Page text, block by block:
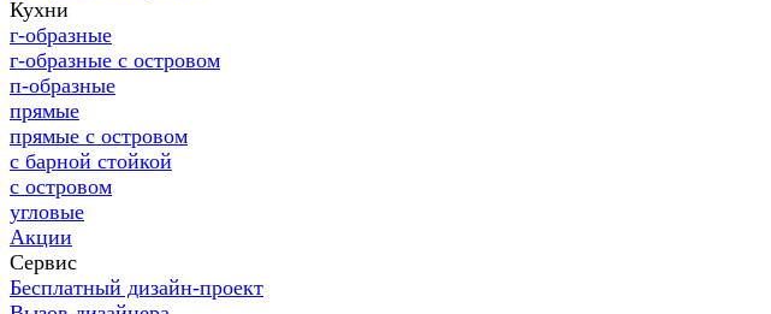
Кухни
г-образные
г-образные с островом
п-образные
прямые
прямые с островом
с барной стойкой
с островом
угловые
Акции
Сервис
Бесплатный дизайн-проект